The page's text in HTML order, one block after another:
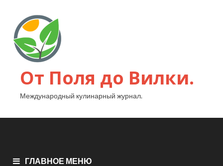
От Поля до Вилки.
Международный кулинарный журнал.
ГЛАВНОЕ МЕНЮ